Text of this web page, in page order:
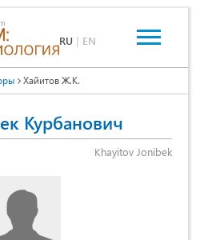
RU | EN
Хайитов Ж.К.
Курбанович
Khayitov Jonibek